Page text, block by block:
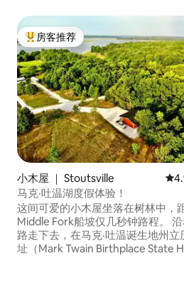
热门「房客推荐」
房客推荐
小木屋 ｜ Stoutsville 平
马克·吐温湖度假体验！
这间可爱的小木屋坐落在树林中，
Middle Fork船坡仅几秒钟路程。 沿着这条
路走下去，在马克·吐温诞生地州立
址（Mark Twain Birthplace State